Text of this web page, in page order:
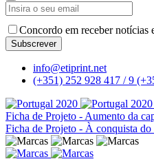
Concordo em receber notícias
Subscrever
URL
*info@etiprint.net
(+351) 252 928 417 / 9
Ficha de Projeto - Aumento da
Ficha de Projeto - À conquista do